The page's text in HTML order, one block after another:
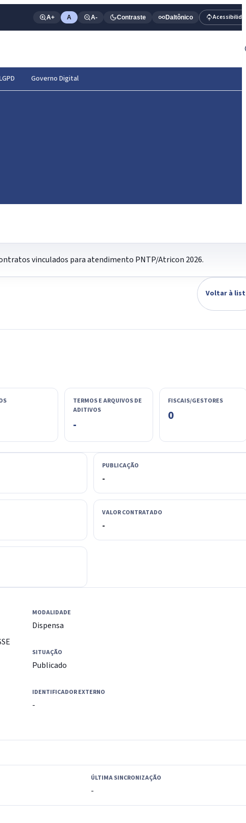
A+ A A- Contraste Daltônico
Governo Digital
vinculados para atendimento PNTP/Atricon 2026.
Voltar à
TERMOS E ARQUIVOS DE
ADITIVOS
-
FISCAIS/GESTORES
0
PUBLICAÇÃO
-
VALOR CONTRATADO
-
MODALIDADE
Dispensa
SITUAÇÃO
Publicado
IDENTIFICADOR EXTERNO
-
ÚLTIMA SINCRONIZAÇÃO
-